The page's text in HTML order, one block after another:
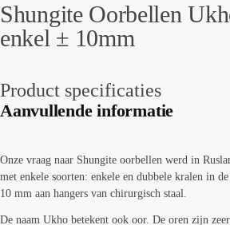
Shungite Oorbellen
enkel ± 10mm
Product specificaties
Aanvullende informatie
Onze vraag naar Shungite oorbellen werd in
met enkele soorten: enkele en dubbele kralen in
10 mm aan hangers van chirurgisch staal.
De naam Ukho betekent ook oor. De oren zijn